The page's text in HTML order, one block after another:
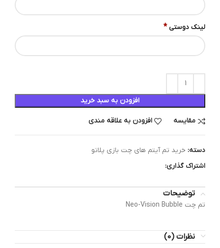
لینک دوستی *
افزودن به سبد خرید
مقایسه افزودن به علاقه مندی
دسته: خرید تم آیتم های چت بازی پلاتو
اشتراک گذاری:
توضیحات
تم چت Neo-Vision Bubble
نظرات (0)